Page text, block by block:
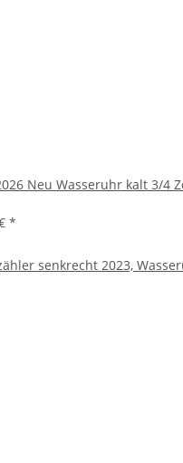
Neu Wasseruhr kalt 3/4
*